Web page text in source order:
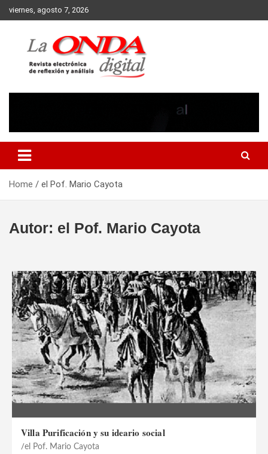
Skip
to
viernes, agosto 7, 2026
Home el Pof. Mario Cayota
Autor: el Pof. Mario Cayota
Villa Purificación y su ideario social
el Pof. Mario Cayota